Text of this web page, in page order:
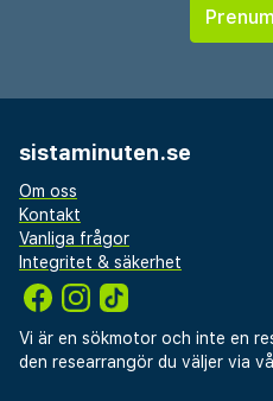
sistaminuten.se
Om oss
Kontakt
Vanliga frågor
Integritet & säkerhet
Vi är en sökmotor och inte en
den researrangör du väljer via